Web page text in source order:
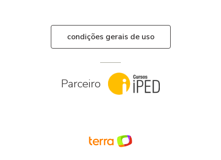
condições gerais de uso
Parceiro